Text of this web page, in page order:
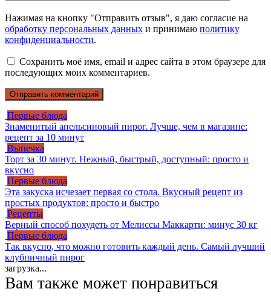
Нажимая на кнопку "Отправить отзыв", я даю согласие на
обработку персональных данных и принимаю политику
конфиденциальности.
Сохранить моё имя, email и адрес сайта в этом браузере для
последующих моих комментариев.
Первые блюда
Знаменитый апельсиновый пирог. Лучше, чем в магазине:
рецепт за 10 минут
Выпечка
Торт за 30 минут. Нежный, быстрый, доступный: просто и
вкусно
Первые блюда
Эта закуска исчезает первая со стола. Вкусный рецепт из
простых продуктов: просто и быстро
Рецепты
Верный способ похудеть от Мелиссы Маккарти: минус 30 кг
Первые блюда
Так вкусно, что можно готовить каждый день. Самый лучший
клубничный пирог
загрузка...
Вам также может понравиться